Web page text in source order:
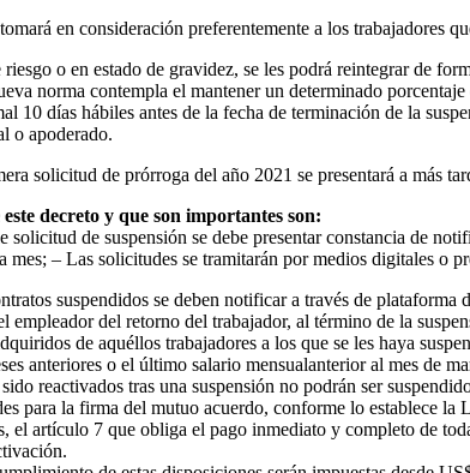
en consideración preferentemente a los trabajadores
o en estado de gravidez, se les podrá reintegrar de
norma contempla el mantener un determinado
10 días hábiles antes de la fecha de terminación de la
o apoderado.
solicitud de prórroga del año 2021 se presentará a más
decreto y que son importantes son:
solicitud de suspensión se debe presentar constancia de
mes; – Las solicitudes se tramitarán por medios digitales
suspendidos se deben notificar a través de
empleador del retorno del trabajador, al término de la
de aquéllos trabajadores a los que se les haya
anteriores o el último salario mensualanterior al mes de
reactivados tras una suspensión no podrán ser
para la firma del mutuo acuerdo, conforme lo establece
el artículo 7 que obliga el pago inmediato y completo de